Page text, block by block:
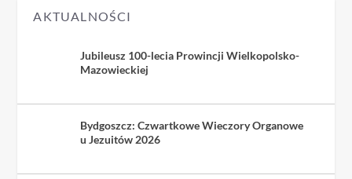
AKTUALNOŚCI
Jubileusz 100-lecia Prowincji Wielkopolsko-
Mazowieckiej
Bydgoszcz: Czwartkowe Wieczory Organowe
u Jezuitów 2026